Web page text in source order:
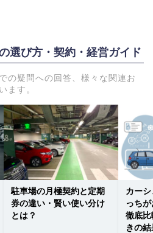
選び方・契約・経営ガイド
の疑問への回答、様々な関連お
ます。
駐車場の月極契約と定期
券の違い・賢い使い分け
とは？
カー
っち
徹底
きの